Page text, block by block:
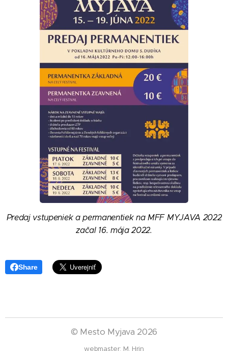
Predaj vstupeniek a permanentiek na MFF MYJAVA 2022
začal 16. mája 2022.
Share
© Mesto Myjava 2026
webmaster: M. Hrin